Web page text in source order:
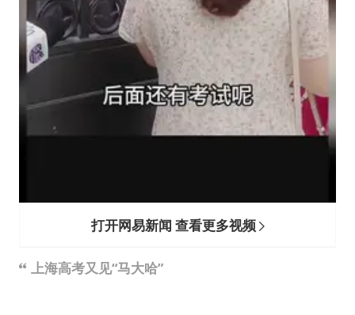
打开网易新闻 查看更多视频
上海高考又见“马大哈”